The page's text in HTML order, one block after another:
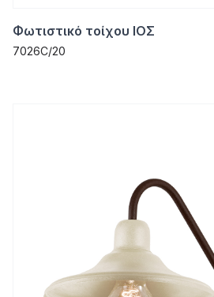
Φωτιστικό τοίχου ΙΟΣ
7026C/20